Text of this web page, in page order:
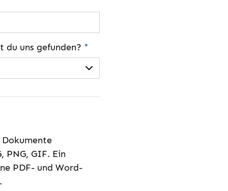
du uns gefunden? *
PNG, GIF. Ein
PDF- und Word-